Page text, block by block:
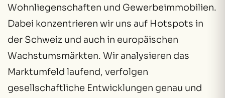
Wohnliegenschaften und Gewerbeimmobilien.
Dabei konzentrieren wir uns auf Hotspots in
der Schweiz und auch in europäischen
Wachstumsmärkten. Wir analysieren das
Marktumfeld laufend, verfolgen
gesellschaftliche Entwicklungen genau und